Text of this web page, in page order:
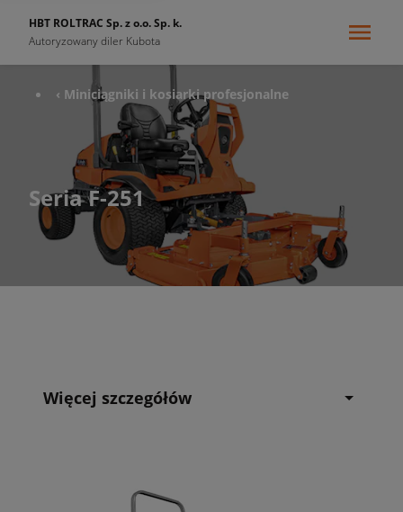
HBT ROLTRAC Sp. z o.o. Sp. k.
Autoryzowany diler Kubota
‹ Miniciągniki i kosiarki profesjonalne
Seria F-251
Więcej szczegółów